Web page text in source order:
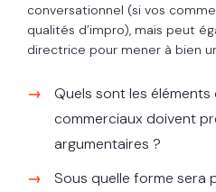
conversationnel (si vos
qualités d’impro), mais peut
directrice pour mener à bien
Quels sont les
commerciaux doivent
argumentaires ?
Sous quelle forme sera